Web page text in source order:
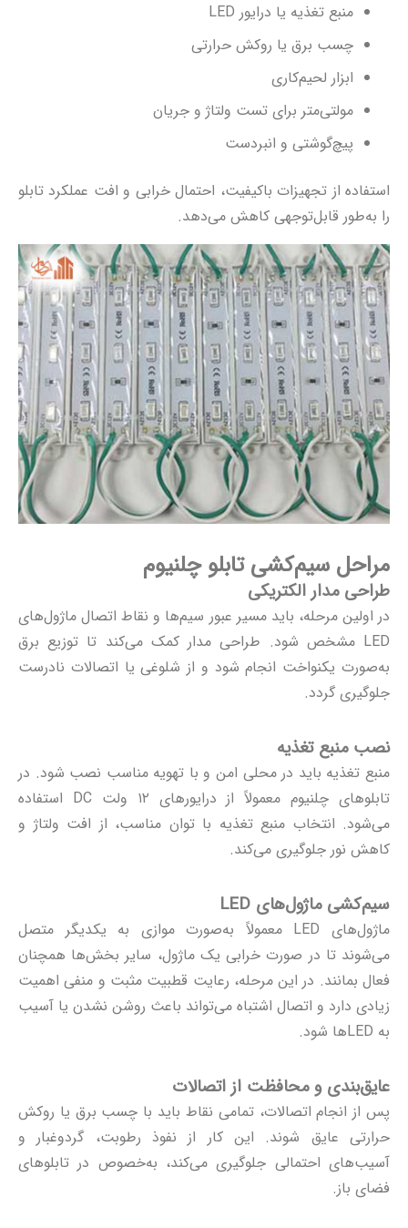
منبع تغذیه یا درایور LED
چسب برق یا روکش حرارتی
ابزار لحیم‌کاری
مولتی‌متر برای تست ولتاژ و جریان
پیچ‌گوشتی و انبردست
استفاده از تجهیزات باکیفیت، احتمال خرابی و افت عملکرد تابلو
را به‌طور قابل‌توجهی کاهش می‌دهد.
مراحل سیم‌کشی تابلو چلنیوم
طراحی مدار الکتریکی
در اولین مرحله، باید مسیر عبور سیم‌ها و نقاط اتصال ماژول‌های
LED مشخص شود. طراحی مدار کمک می‌کند تا توزیع برق
به‌صورت یکنواخت انجام شود و از شلوغی یا اتصالات نادرست
جلوگیری گردد.
نصب منبع تغذیه
منبع تغذیه باید در محلی امن و با تهویه مناسب نصب شود. در
تابلوهای چلنیوم
معمولاً از درایورهای ۱۲ ولت DC استفاده
می‌شود. انتخاب منبع تغذیه با توان مناسب، از افت ولتاژ و
کاهش نور جلوگیری می‌کند.
سیم‌کشی ماژول‌های LED
ماژول‌های LED معمولاً به‌صورت موازی به یکدیگر متصل
می‌شوند تا در صورت خرابی یک ماژول، سایر بخش‌ها همچنان
فعال بمانند. در این مرحله، رعایت قطبیت مثبت و منفی اهمیت
زیادی دارد و اتصال اشتباه می‌تواند باعث روشن نشدن یا آسیب
به LEDها شود.
عایق‌بندی و محافظت از اتصالات
پس از انجام اتصالات، تمامی نقاط باید با چسب برق یا روکش
حرارتی عایق شوند. این کار از نفوذ رطوبت، گردوغبار و
آسیب‌های احتمالی جلوگیری می‌کند، به‌خصوص در تابلوهای
فضای باز.